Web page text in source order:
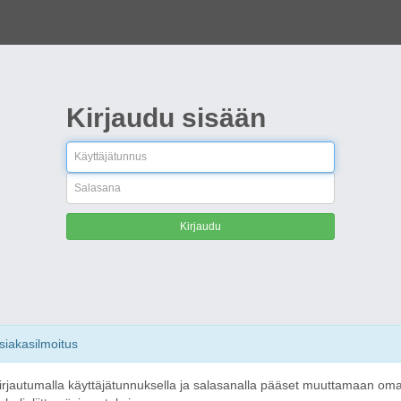
Kirjaudu sisään
Käyttäjätunnus
Salasana
Kirjaudu
käyttäjätunnuksella ja salasanalla pääset muuttamaan